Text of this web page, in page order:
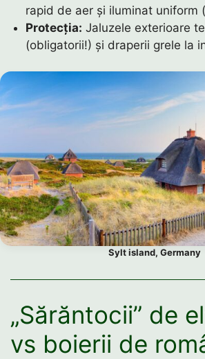
rapid de aer și iluminat uniform
Protecția: Jaluzele exterioare
(obligatorii!) și draperii grele la
Sylt island, Germany
„Sărăntocii” de
vs boierii de